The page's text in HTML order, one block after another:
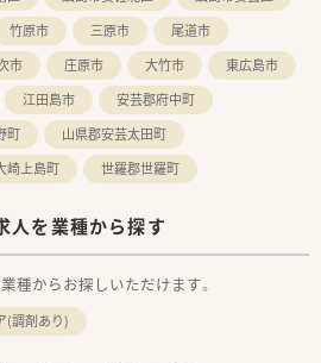
竹原市 三原市
尾道市
市 庄原市 大竹市
東広島市
江田島市
安芸郡府中町
町
山県郡安芸太田町
崎上島町 世羅郡世羅町
人を業種から探す
種からお探しいただけます。
(調剤あり)